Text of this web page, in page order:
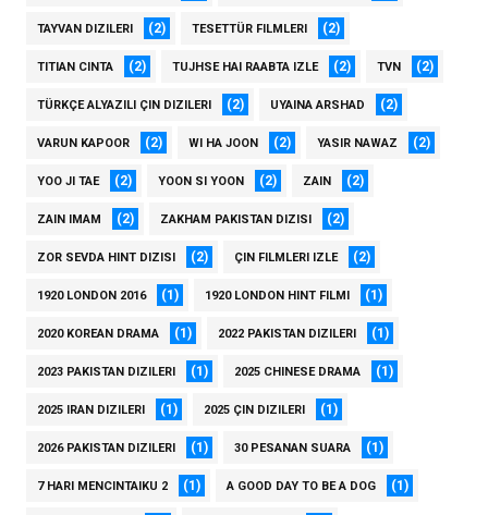
TAYVAN DIZILERI (2) TESETTÜR FILMLERI (2)
TITIAN CINTA (2) TUJHSE HAI RAABTA IZLE (2) TVN (2)
TÜRKÇE ALYAZILI ÇIN DIZILERI (2) UYAINA ARSHAD (2)
VARUN KAPOOR (2) WI HA JOON (2) YASIR NAWAZ (2)
YOO JI TAE (2) YOON SI YOON (2) ZAIN (2)
ZAIN IMAM (2) ZAKHAM PAKISTAN DIZISI (2)
ZOR SEVDA HINT DIZISI (2) ÇIN FILMLERI IZLE (2)
1920 LONDON 2016 (1) 1920 LONDON HINT FILMI (1)
2020 KOREAN DRAMA (1) 2022 PAKISTAN DIZILERI (1)
2023 PAKISTAN DIZILERI (1) 2025 CHINESE DRAMA (1)
2025 IRAN DIZILERI (1) 2025 ÇIN DIZILERI (1)
2026 PAKISTAN DIZILERI (1) 30 PESANAN SUARA (1)
7 HARI MENCINTAIKU 2 (1) A GOOD DAY TO BE A DOG (1)